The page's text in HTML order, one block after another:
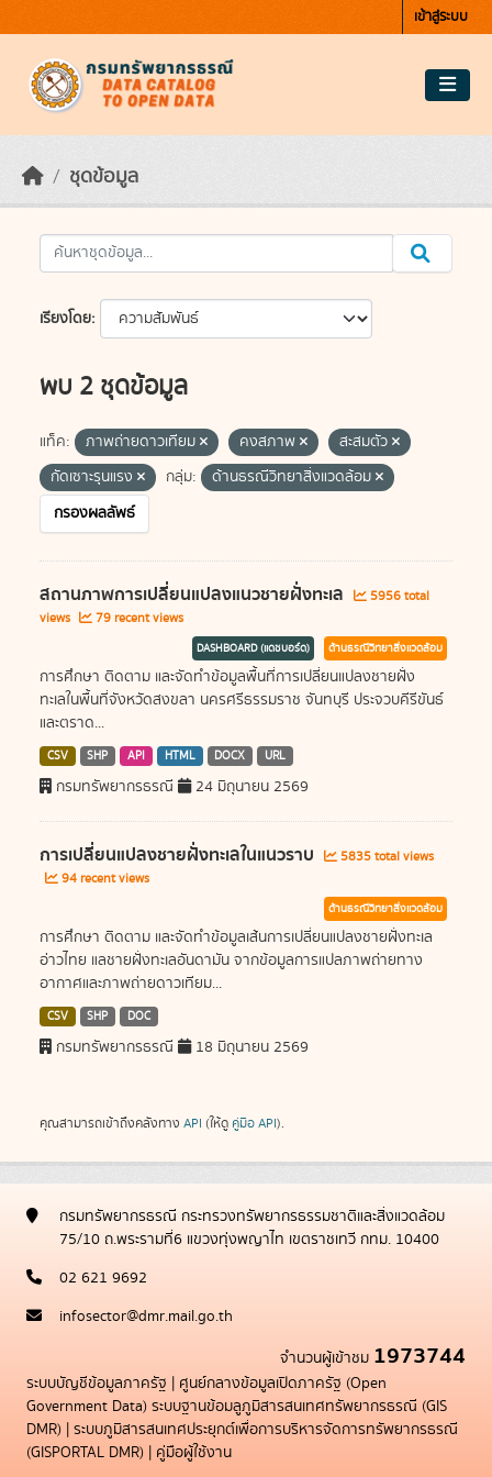
เข้าสู่ระบบ
ชุดข้อมูล
เรียงโดย
พบ 2 ชุดข้อมูล
แท็ค: ภาพถ่ายดาวเทียม คงสภาพ
สะสมตัว
กัดเซาะรุนแรง
กลุ่ม:
ด้านธรณีวิทยาสิ่งแวดล้อม
กรองผลลัพธ์
สถานภาพการเปลี่ยนแปลงแนวชายฝั่งทะเล
5956 total
views
79 recent views
DASHBOARD (แดชบอร์ด) ด้านธรณีวิทยาสิ่งแวดล้อม
การศึกษา ติดตาม และจัดทำข้อมูลพื้นที่การเปลี่ยนแปลงชายฝั่ง
ทะเลในพื้นที่จังหวัดสงขลา นครศรีธรรมราช จันทบุรี ประจวบคีรีขันธ์
และตราด...
CSV SHP API HTML DOCX URL
กรมทรัพยากรธรณี 24 มิถุนายน 2569
การเปลี่ยนแปลงชายฝั่งทะเลในแนวราบ
5835 total views
94 recent views
ด้านธรณีวิทยาสิ่งแวดล้อม
การศึกษา ติดตาม และจัดทำข้อมูลเส้นการเปลี่ยนแปลงชายฝั่งทะเล
อ่าวไทย แลชายฝั่งทะเลอันดามัน จากข้อมูลการแปลภาพถ่ายทาง
อากาศและภาพถ่ายดาวเทียม...
CSV SHP DOC
กรมทรัพยากรธรณี 18 มิถุนายน 2569
คุณสามารถเข้าถึงคลังทาง API (ให้ดู คู่มือ API).
กรมทรัพยากรธรณี กระทรวงทรัพยากรธรรมชาติและสิ่งแวดล้อม
75/10 ถ.พระรามที่6 แขวงทุ่งพญาไท เขตราชเทวี กทม. 10400
02 621 9692
infosector@dmr.mail.go.th
จำนวนผู้เข้าชม 1973744
ระบบบัญชีข้อมูลภาครัฐ | ศูนย์กลางข้อมูลเปิดภาครัฐ (Open
Government Data) ระบบฐานข้อมลูภูมิสารสนเทศทรัพยากรธรณี (GIS
DMR) | ระบบภูมิสารสนเทศประยุกต์เพื่อการบริหารจัดการทรัพยากรธรณี
(GISPORTAL DMR) | คู่มือผู้ใช้งาน